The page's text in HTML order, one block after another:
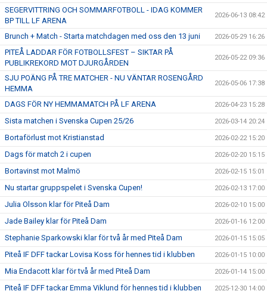
SEGERVITTRING OCH SOMMARFOTBOLL - IDAG KOMMER
BP TILL LF ARENA
2026-06-13 08:42
Brunch + Match - Starta matchdagen med oss den 13 juni 2026-05-29 16:26
PITEÅ LADDAR FÖR FOTBOLLSFEST – SIKTAR PÅ
PUBLIKREKORD MOT DJURGÅRDEN
2026-05-22 09:36
SJU POÄNG PÅ TRE MATCHER - NU VÄNTAR ROSENGÅRD
HEMMA
2026-05-06 17:38
DAGS FÖR NY HEMMAMATCH PÅ LF ARENA 2026-04-23 15:28
Sista matchen i Svenska Cupen 25/26 2026-03-14 20:24
Bortaförlust mot Kristianstad 2026-02-22 15:20
Dags för match 2 i cupen 2026-02-20 15:15
Bortavinst mot Malmö 2026-02-15 15:01
Nu startar gruppspelet i Svenska Cupen! 2026-02-13 17:00
Julia Olsson klar för Piteå Dam 2026-02-10 15:00
Jade Bailey klar för Piteå Dam 2026-01-16 12:00
Stephanie Sparkowski klar för två år med Piteå Dam 2026-01-15 15:05
Piteå IF DFF tackar Lovisa Koss för hennes tid i klubben 2026-01-15 10:00
Mia Endacott klar för två år med Piteå Dam 2026-01-14 15:00
Piteå IF DFF tackar Emma Viklund för hennes tid i klubben 2025-12-30 14:00